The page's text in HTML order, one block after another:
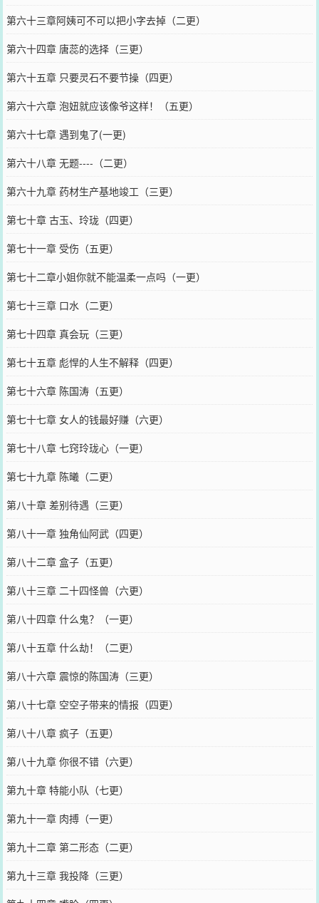
第六十三章阿姨可不可以把小字去掉（二更）
第六十四章 唐蕊的选择（三更）
第六十五章 只要灵石不要节操（四更）
第六十六章 泡妞就应该像爷这样！（五更）
第六十七章 遇到鬼了(一更)
第六十八章 无题----（二更）
第六十九章 药材生产基地竣工（三更）
第七十章 古玉、玲珑（四更）
第七十一章 受伤（五更）
第七十二章小姐你就不能温柔一点吗（一更）
第七十三章 口水（二更）
第七十四章 真会玩（三更）
第七十五章 彪悍的人生不解释（四更）
第七十六章 陈国涛（五更）
第七十七章 女人的钱最好赚（六更）
第七十八章 七窍玲珑心（一更）
第七十九章 陈曦（二更）
第八十章 差别待遇（三更）
第八十一章 独角仙阿武（四更）
第八十二章 盒子（五更）
第八十三章 二十四怪兽（六更）
第八十四章 什么鬼？（一更）
第八十五章 什么劫！（二更）
第八十六章 震惊的陈国涛（三更）
第八十七章 空空子带来的情报（四更）
第八十八章 疯子（五更）
第八十九章 你很不错（六更）
第九十章 特能小队（七更）
第九十一章 肉搏（一更）
第九十二章 第二形态（二更）
第九十三章 我投降（三更）